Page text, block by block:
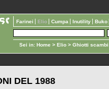
Sei in: Home > Elio > Ghiotti scambi
Farinei Elio Cumpa Inutility Buko
DEL 1988